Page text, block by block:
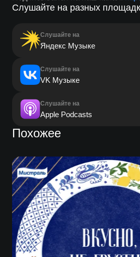
Слушайте на разных
Слушайте на
Яндекс Музыке
Слушайте на
VK Музыке
Слушайте на
Apple Podcasts
Похожее